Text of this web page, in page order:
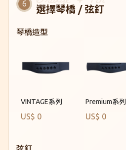
選擇琴橋 / 弦釘
琴橋造型
VINTAGE系列
US$ 0
Premium系列
US$ 0